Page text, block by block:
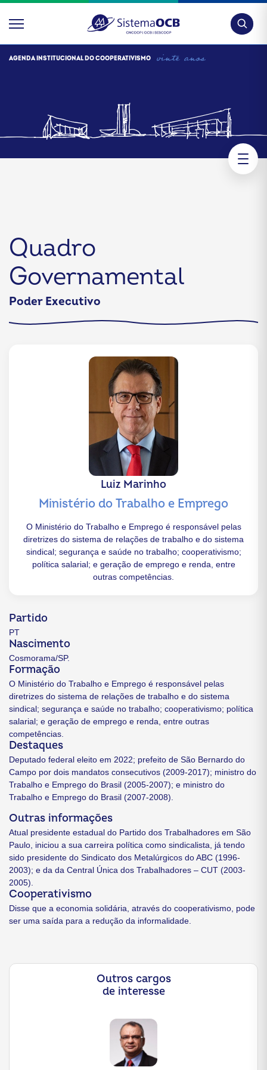
AGENDA INSTITUCIONAL DO COOPERATIVISMO
Quadro
Governamental
Poder Executivo
Luiz Marinho
Ministério do Trabalho e Emprego
O Ministério do Trabalho e Emprego é responsável pelas
diretrizes do sistema de relações de trabalho e do sistema
sindical; segurança e saúde no trabalho; cooperativismo;
política salarial; e geração de emprego e renda, entre
outras competências.
Partido
PT
Nascimento
Cosmorama/SP.
Formação
O Ministério do Trabalho e Emprego é responsável pelas
diretrizes do sistema de relações de trabalho e do sistema
sindical; segurança e saúde no trabalho; cooperativismo; política
salarial; e geração de emprego e renda, entre outras
competências.
Destaques
Deputado federal eleito em 2022; prefeito de São Bernardo do
Campo por dois mandatos consecutivos (2009-2017); ministro do
Trabalho e Emprego do Brasil (2005-2007); e ministro do
Trabalho e Emprego do Brasil (2007-2008).
Outras informações
Atual presidente estadual do Partido dos Trabalhadores em São
Paulo, iniciou a sua carreira política como sindicalista, já tendo
sido presidente do Sindicato dos Metalúrgicos do ABC (1996-
2003); e da da Central Única dos Trabalhadores – CUT (2003-
2005).
Cooperativismo
Disse que a economia solidária, através do cooperativismo, pode
ser uma saída para a redução da informalidade.
Outros cargos
de interesse